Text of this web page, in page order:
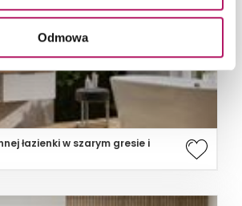
Odmowa
łazienki w szarym gresie i